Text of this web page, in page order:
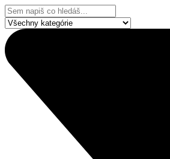
Přejít
k
obsahu
Search
...